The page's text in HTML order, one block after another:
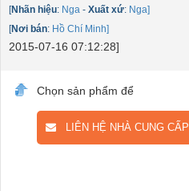
[Nhãn hiệu: Nga - Xuất xứ: Nga]
[Nơi bán: Hồ Chí Minh]
2015-07-16 07:12:28]
Chọn sản phẩm để
LIÊN HỆ NHÀ CUNG CẤP